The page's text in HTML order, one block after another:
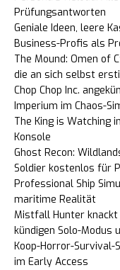
Prüfungsantworten
Geniale Ideen, leere
Business-Profis als
The Mound: Omen of
die an sich selbst
Chop Chop Inc.
Imperium im Chaos-
The King is Watching
Konsole
Ghost Recon:
Soldier kostenlos für
Professional Ship
maritime Realität
Mistfall Hunter knackt
kündigen Solo-Modus
Koop-Horror-Survival-
im Early Access